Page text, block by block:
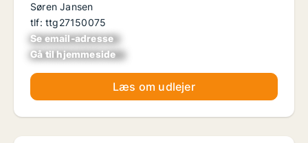
Søren Jansen
tlf: ttg27150075
Se email-adresse
xxxxxxxxxxxxxxxx
Gå til hjemmeside
xxxxxxxxxxxxxxxxx
Læs om udlejer